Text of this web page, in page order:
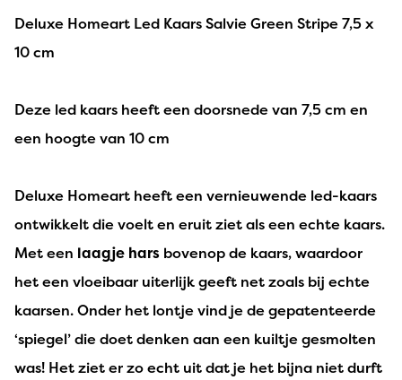
Deluxe Homeart Led Kaars Salvie Green Stripe 7,5 x
10 cm
Deze led kaars heeft een doorsnede van 7,5 cm en
een hoogte van 10 cm
Deluxe Homeart heeft een vernieuwende led-kaars
ontwikkelt die voelt en eruit ziet als een echte kaars.
Met een laagje hars bovenop de kaars, waardoor
het een vloeibaar uiterlijk geeft net zoals bij echte
kaarsen. Onder het lontje vind je de gepatenteerde
‘spiegel’ die doet denken aan een kuiltje gesmolten
was! Het ziet er zo echt uit dat je het bijna niet durft